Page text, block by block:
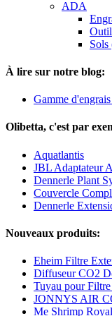
ADA
Sols
À lire sur notre blog:
Gamme
Olibetta, c'est par
Aquatlantis
JBL Adaptateur
Dennerle Plant
Couvercle
Dennerle
Nouveaux produits:
Eheim Filtre
Diffuseur CO2
Tuyau pour
JONNYS AIR
Me Shrimp